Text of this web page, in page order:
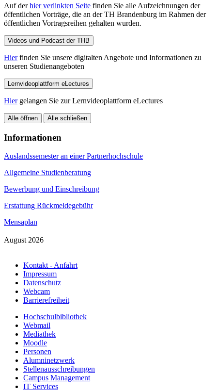
Auf derhier verlinkten Seite finden Sie alle Aufzeichnungen der
öffentlichen Vorträge, die an der TH Brandenburg im Rahmen der
öffentlichen Vortragsreihen gehalten wurden.
Videos und Podcast der THB
Hierfinden Sie unsere digitalten Angebote und Informationen zu
unseren Studienangeboten
Lernvideoplattform eLectures
Hiergelangen Sie zur Lernvideoplattform eLectures
Alle öffnen Alle schließen
Informationen
Auslandssemester an einer Partnerhochschule
Allgemeine Studienberatung
Bewerbung und Einschreibung
Erstattung Rückmeldegebühr
Mensaplan
August 2026
Kontakt - Anfahrt
Impressum
Datenschutz
Webcam
Barrierefreiheit
Hochschulbibliothek
Webmail
Mediathek
Moodle
Personen
Alumninetzwerk
Stellenausschreibungen
Campus Management
IT Services